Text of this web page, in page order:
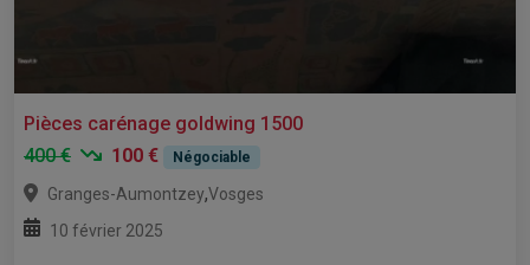
Pièces carénage goldwing 1500
400 €
100 € Négociable
Granges-Aumontzey,Vosges
10 février 2025